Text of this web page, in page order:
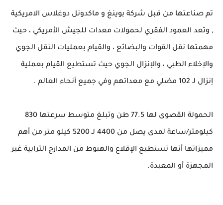
تم صناعتها من قبل شركة بوينغ و ماكدونل دوغلاس الامريكية
, وتعد العمود الفقري لحمولات معدات للجيش الأمريكي ، حيث
مهمتها نقل القوات والبضائع ، والقيام بعمليات النقل الجوي
والإخلاء الطبي ، والإنزال الجوي حيث تستطيع القيام بعملية
إنزال لـ 102 مضلي مع معداتهم وفي جميع أنحاء العالم .
الحمولة القصوى لها 77.5 طن وتبلغ متوسط سرعتها 830
كيلومتر/ساعة لمدى يصل من 4400 لـ 5200 كيلو متر من أهم
مميزاتها أنها تستطيع الإقلاع والهبوط من المدارج الترابية غير
المجهزة أو المعبدة.